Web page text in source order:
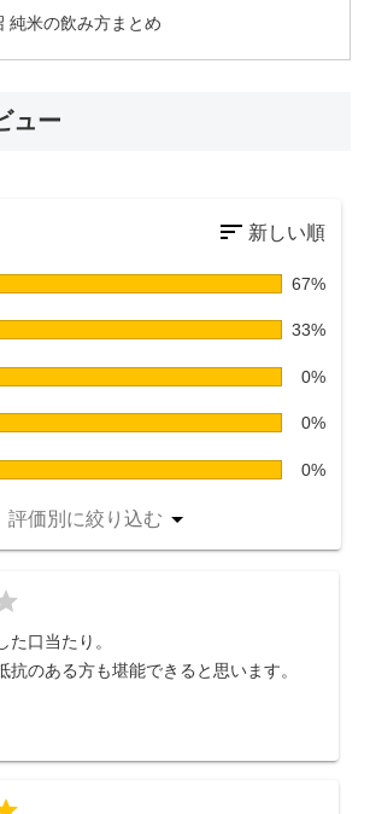
純米の飲み方まとめ
ュー
67%
33%
0%
0%
0%
評価別に絞り込む
た口当たり。
抗のある方も堪能できると思います。